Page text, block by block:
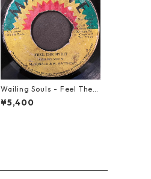
Wailing Souls - Feel The S
pirit【7-21955】
¥5,400